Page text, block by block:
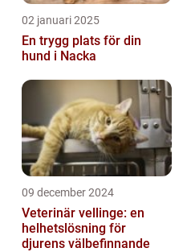
02 januari 2025
En trygg plats för din
hund i Nacka
09 december 2024
Veterinär vellinge: en
helhetslösning för
djurens välbefinnande